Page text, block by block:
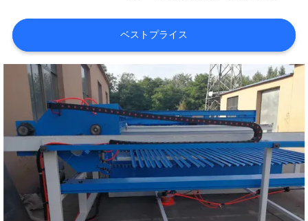
工
場
品
質
ベストプライス